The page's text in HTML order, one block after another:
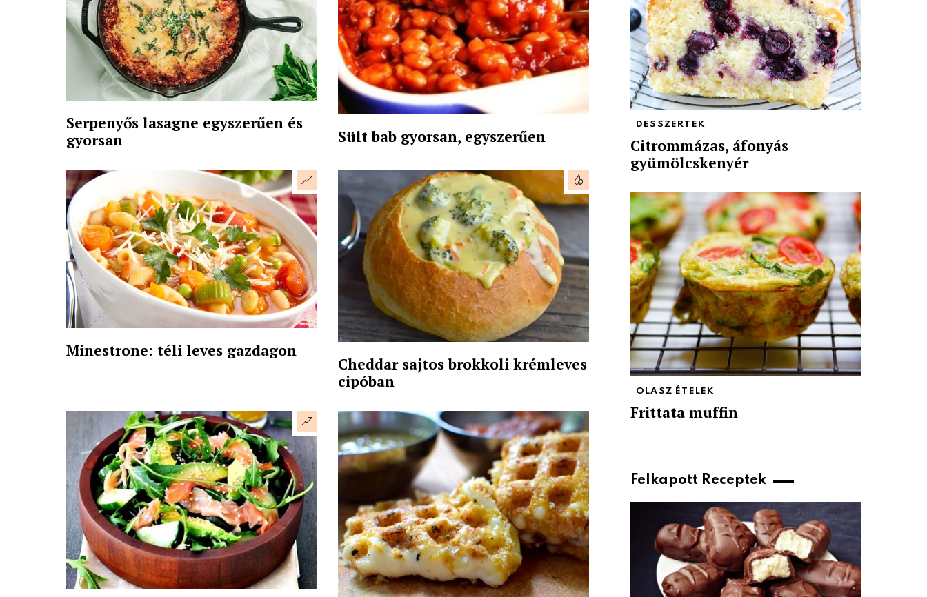
Serpenyős lasagne egyszerűen és
gyorsan
Sült bab gyorsan, egyszerűen
Minestrone: téli leves gazdagon
Cheddar sajtos brokkoli krémleves
cipóban
DESSZERTEK
Citrommázas, áfonyás
gyümölcskenyér
OLASZ ÉTELEK
Frittata muffin
Felkapott Receptek